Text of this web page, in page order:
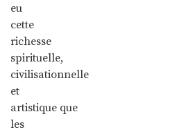
eu
cette
richesse
spirituelle,
civilisationnelle
et
artistique que
les